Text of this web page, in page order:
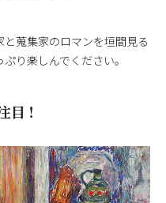
蒐集家のロマンを垣間見る
り楽しんでください。
目！